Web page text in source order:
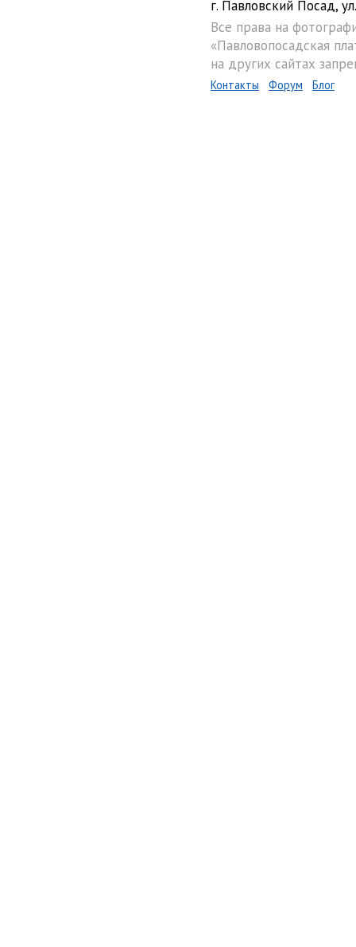
г. Павловский Посад,
Все права на
«Павловопосадская
на других сайтах
Контакты Форум Блог